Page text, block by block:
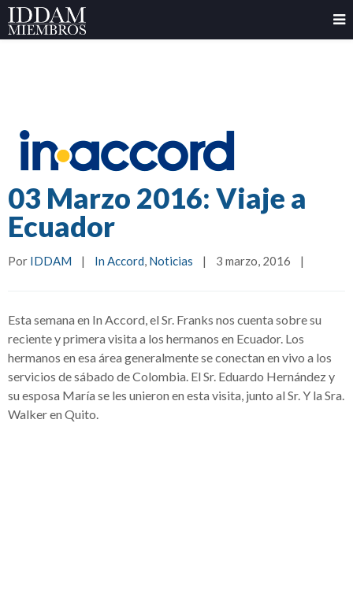
03 Marzo 2016: Viaje a
Ecuador
Por IDDAM | In Accord, Noticias | 3 marzo, 2016 |
Esta semana en In Accord, el Sr. Franks nos cuenta sobre su
reciente y primera visita a los hermanos en Ecuador. Los
hermanos en esa área generalmente se conectan en vivo a los
servicios de sábado de Colombia. El Sr. Eduardo Hernández y
su esposa María se les unieron en esta visita, junto al Sr. Y la Sra.
Walker en Quito.